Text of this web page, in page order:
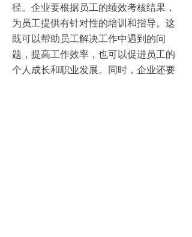
径。企业要根据员工的绩效考核结果，
为员工提供有针对性的培训和指导。这
既可以帮助员工解决工作中遇到的问
题，提高工作效率，也可以促进员工的
个人成长和职业发展。同时，企业还要